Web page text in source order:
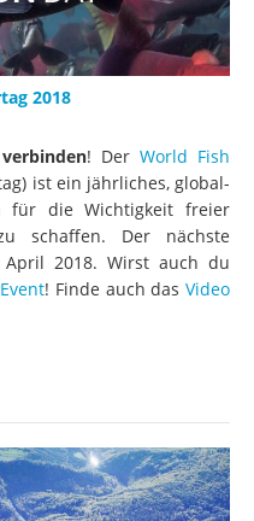
2018
! Der World Fish
ist ein jährliches, global-
für die Wichtigkeit freier
schaffen. Der nächste
2018. Wirst auch du
! Finde auch dasVideo